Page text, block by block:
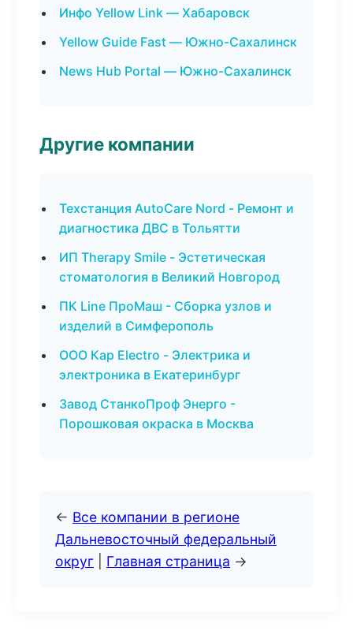
Инфо Yellow Link — Хабаровск
Yellow Guide Fast — Южно-Сахалинск
News Hub Portal — Южно-Сахалинск
Другие компании
Техстанция AutoCare Nord - Ремонт и
диагностика ДВС в Тольятти
ИП Therapy Smile - Эстетическая
стоматология в Великий Новгород
ПК Line ПроМаш - Сборка узлов и
изделий в Симферополь
ООО Кар Electro - Электрика и
электроника в Екатеринбург
Завод СтанкоПроф Энерго -
Порошковая окраска в Москва
← Все компании в регионе
Дальневосточный федеральный
округ
Главная страница →